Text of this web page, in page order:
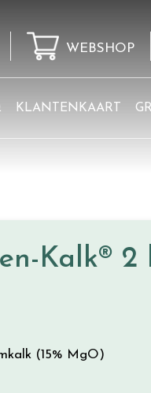
WEBSHOP
KLANTENKAART
Kalk® 2
(15% MgO)